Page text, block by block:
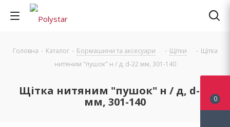
Головна - Каталог - Бормашини та аксесуари - Щітки - Щітка
нитяним "пушок" н / д, d-22 мм, 301-140
Щітка нитяним "пушок" н / д, d-22
мм, 301-140
0